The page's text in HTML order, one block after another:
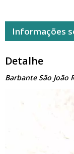
Informações
Detalhe
Barbante São João